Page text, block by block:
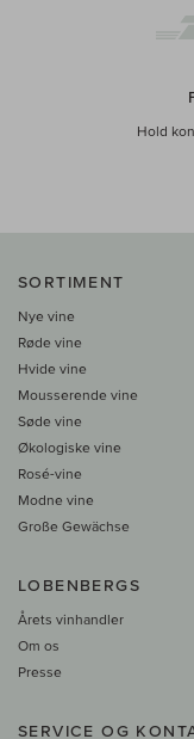
Hold
SORTIMENT
Nye vine
Røde vine
Hvide vine
Mousserende vine
Søde vine
Økologiske vine
Rosé-vine
Modne vine
Große Gewächse
LOBENBERGS
Årets vinhandler
Om os
Presse
SERVICE OG